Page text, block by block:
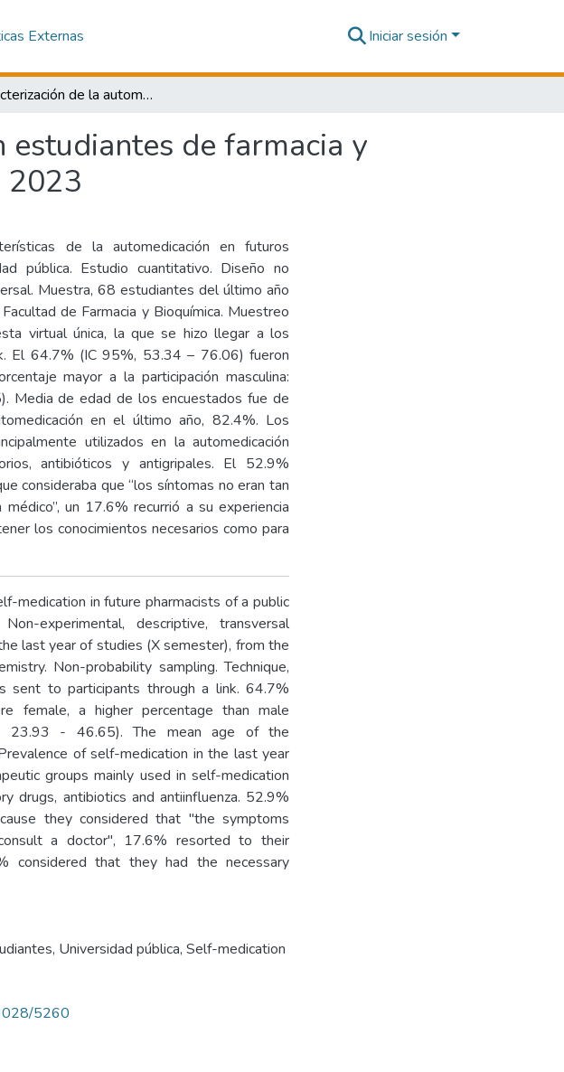
Externas Iniciar sesión
Caracterización de la automedicación en estudiantes de farmacia y bioquímica de una universidad pública - 2023
estudiantes de farmacia y
2023
de la automedicación en futuros
pública. Estudio cuantitativo. Diseño no
Muestra, 68 estudiantes del último año
de Farmacia y Bioquímica. Muestreo
virtual única, la que se hizo llegar a los
El 64.7% (IC 95%, 53.34 – 76.06) fueron
mayor a la participación masculina:
Media de edad de los encuestados fue de
en el último año, 82.4%. Los
utilizados en la automedicación
antibióticos y antigripales. El 52.9%
consideraba que “los síntomas no eran tan
un 17.6% recurrió a su experiencia
los conocimientos necesarios como para
medication in future pharmacists of a public
experimental, descriptive, transversal
last year of studies (X semester), from the
Non-probability sampling. Technique,
sent to participants through a link. 64.7%
female, a higher percentage than male
23.93 - 46.65). The mean age of the
of self-medication in the last year
groups mainly used in self-medication
drugs, antibiotics and antiinfluenza. 52.9%
they considered that "the symptoms
a doctor", 17.6% resorted to their
considered that they had the necessary
, Universidad pública, Self-medication
5260